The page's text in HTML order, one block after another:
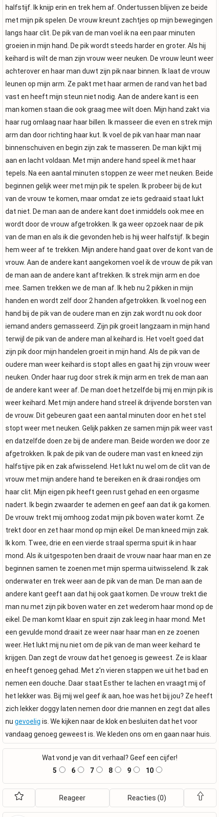
halfstijf. Ik knijp erin en trek hem af. Ondertussen blijven ze beide
met mijn pik spelen. De vrouw kreunt zachtjes op mijn bewegingen
langs haar clit. De pik van de man voel ik na een paar minuten
groeien in mijn hand. De pik wordt steeds harder en groter. Als hij
keihard is wilt de man zijn vrouw weer neuken. De vrouw leunt weer
achterover en haar man duwt zijn pik naar binnen. Ik laat de vrouw
leunen op mijn arm. Ze pakt met haar armen de rand van het bad
vast en heeft mijn steun niet nodig. Aan de andere kant is een
man komen staan die ook graag mee wilt doen. Mijn hand zakt via
haar rug omlaag naar haar billen. Ik masseer die even en strek mijn
arm dan door richting haar kut. Ik voel de pik van haar man naar
binnenschuiven en begin zijn zak te masseren. De man kijkt mij
aan en lacht voldaan. Met mijn andere hand speel ik met haar
tepels. Na een aantal minuten stoppen ze weer met neuken. Beide
beginnen gelijk weer met mijn pik te spelen. Ik probeer bij de kut
van de vrouw te komen, maar omdat ze iets gedraaid staat lukt
dat niet. De man aan de andere kant doet inmiddels ook mee en
wordt door de vrouw afgetrokken. Ik ga weer opzoek naar de pik
van de man en als ik die gevonden heb is hij weer halfstijf. Ik begin
hem weer af te trekken. Mijn andere hand gaat over de kont van de
vrouw. Aan de andere kant aangekomen voel ik de vrouw de pik van
de man aan de andere kant aftrekken. Ik strek mijn arm en doe
mee. Samen trekken we de man af. Ik heb nu 2 pikken in mijn
handen en wordt zelf door 2 handen afgetrokken. Ik voel nog een
hand bij de pik van de oudere man en zijn zak wordt nu ook door
iemand anders gemasseerd. Zijn pik groeit langzaam in mijn hand
terwijl de pik van de andere man al keihard is. Het voelt goed dat
zijn pik door mijn handelen groeit in mijn hand. Als de pik van de
oudere man weer keihard is stopt alles en gaat hij zijn vrouw weer
neuken. Onder haar rug door strek ik mijn arm en trek de man aan
de andere kant weer af. De man doet hetzelfde bij mij en mijn pik is
weer keihard. Met mijn andere hand streel ik drijvende borsten van
de vrouw. Dit gebeuren gaat een aantal minuten door en het stel
stopt weer met neuken. Gelijk pakken ze samen mijn pik weer vast
en datzelfde doen ze bij de andere man. Beide worden we door ze
afgetrokken. Ik pak de pik van de oudere man vast en kneed zijn
halfstijve pik en zak afwisselend. Het lukt nu wel om de clit van de
vrouw met mijn andere hand te bereiken en ik draai rondjes om
haar clit. Mijn eigen pik heeft geen rust gehad en een orgasme
nadert. Ik begin zwaarder te ademen en geef aan dat ik ga komen.
De vrouw trekt mij omhoog zodat mijn pik boven water komt. Ze
trekt door en zet haar mond op mijn eikel. De man kneed mijn zak.
Ik kom. Twee, drie en een vierde straal sperma spuit ik in haar
mond. Als ik uitgespoten ben draait de vrouw naar haar man en ze
beginnen samen te zoenen met mijn sperma uitwisselend. Ik zak
onderwater en trek weer aan de pik van de man. De man aan de
andere kant geeft aan dat hij ook gaat komen. De vrouw trekt die
man nu met zijn pik boven water en zet wederom haar mond op de
eikel. De man komt klaar en spuit zijn zak leeg in haar mond. Met
een gevulde mond draait ze weer naar haar man en ze zoenen
weer. Het lukt mij nu niet om de pik van de man weer keihard te
krijgen. Dan zegt de vrouw dat het genoeg is geweest. Ze is klaar
en heeft genoeg gehad. Met z'n vieren stappen we uit het bad en
nemen een douche. Daar staat Esther te lachen en vraagt mij of
het lekker was. Bij mij wel geef ik aan, hoe was het bij jou? Ze heeft
zich lekker doggy laten nemen door drie mannen en zegt dat alles
nu gevoelig is. We kijken naar de klok en besluiten dat het voor
vandaag genoeg geweest is. We kleden ons om en gaan naar huis.
Wat vond je van dit verhaal? Geef een cijfer!
5
6 7 8 9 10
Reageer Reacties (0)